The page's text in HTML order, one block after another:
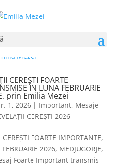
CEREȘTI FOARTE
ÎN LUNA FEBRUARIE
prin Emilia Mezei
1, 2026| Important, Mesaje
CEREȘTI 2026
CEREȘTI FOARTE IMPORTANTE,
2026, MEDJUGORJE,
Foarte Important transmis